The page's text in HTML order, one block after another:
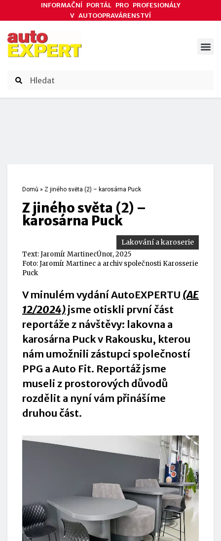
INFORMAČNÍ PORTÁL PRO PROFESIONÁLY
V AUTOOPRAVÁRENSTVÍ
Domů » Z jiného světa (2) – karosárna Puck
Z jiného světa (2) –
karosárna Puck
Lakování a karoserie
Text:Jaromír MartinecÚnor, 2025
Foto: Jaromír Martinec a archiv společnosti Karosserie
Puck
V minulém vydání AutoEXPERTU (AE
12/2024) jsme otiskli první část
reportáže z návštěvy: lakovna a
karosárna Puck v Rakousku, kterou
nám umožnili zástupci společností
PPG a Auto Fit. Reportáž jsme
museli z prostorových důvodů
rozdělit a nyní vám přinášíme
druhou část.